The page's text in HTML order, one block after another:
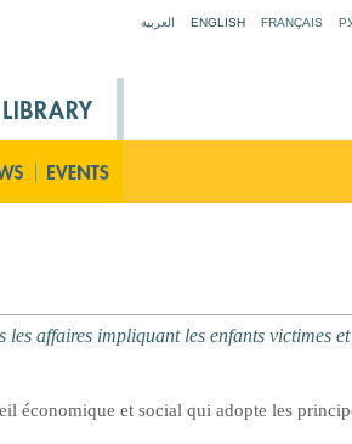
العربية ENGLISH FRANÇAIS
affaires impliquant les enfants victimes et
économique et social qui adopte les